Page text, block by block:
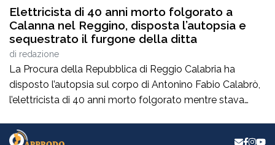
Elettricista di 40 anni morto folgorato a
Calanna nel Reggino, disposta l’autopsia e
sequestrato il furgone della ditta
di redazione
La Procura della Repubblica di Reggio Calabria ha
disposto l’autopsia sul corpo di Antonino Fabio Calabrò,
l’elettricista di 40 anni morto folgorato mentre stava
di Calanna. Le indagini, coordinate dalla Procura guidata